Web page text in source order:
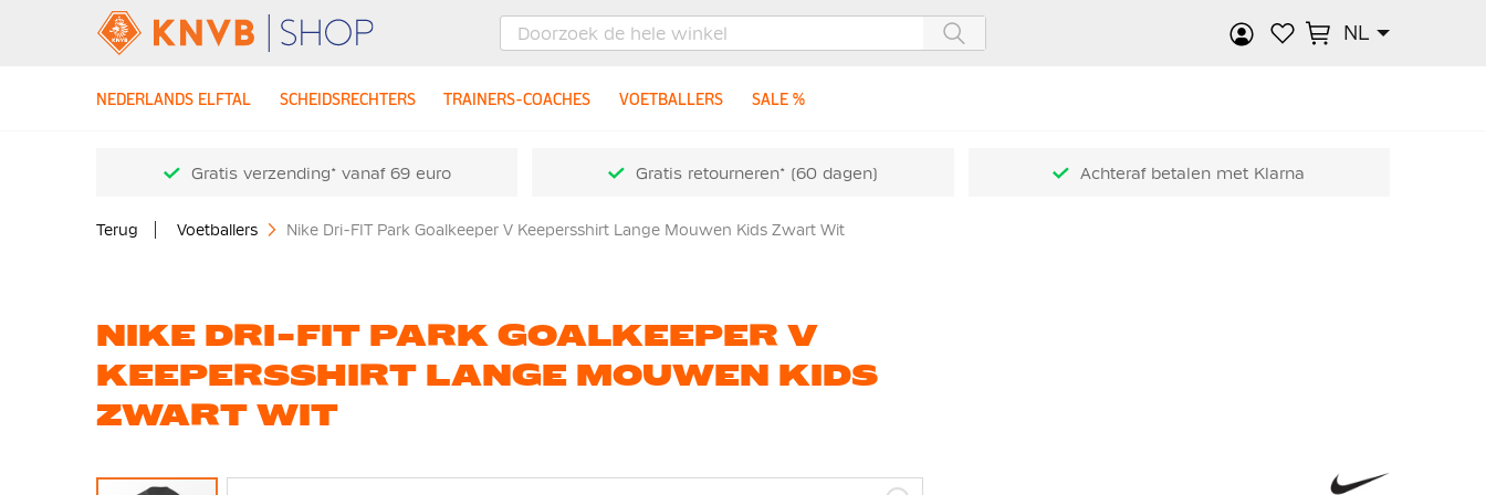
NL
NEDERLANDS ELFTAL SCHEIDSRECHTERS TRAINERS-COACHES VOETBALLERS SALE %
Gratis verzending* vanaf 69 euro Gratis retourneren* (60 dagen) Achteraf betalen met Klarna
Terug Voetballers Nike Dri-FIT Park Goalkeeper V Keepersshirt Lange Mouwen Kids Zwart Wit
NIKE DRI-FIT PARK GOALKEEPER V
KEEPERSSHIRT LANGE MOUWEN KIDS
ZWART WIT
Ga